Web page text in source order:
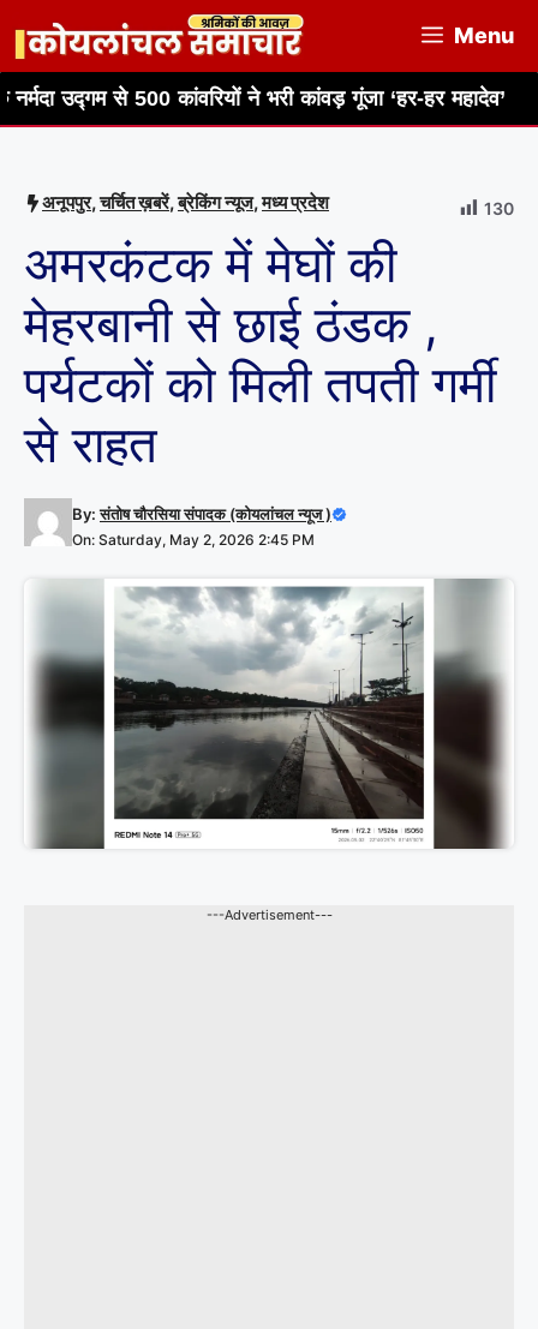
content
Menu
कांवरियों ने भरी कांवड़ गूंजा ‘हर-हर महादेव’ भाजपा
अनूपपुर,चर्चित ख़बरें,ब्रेकिंग न्यूज,मध्य प्रदेश 130
अमरकंटक में मेघों की
मेहरबानी से छाई ठंडक ,
पर्यटकों को मिली तपती गर्मी
से राहत
By:संतोष चौरसिया संपादक (कोयलांचल न्यूज )
On: Saturday, May 2, 2026 2:45 PM
---Advertisement---